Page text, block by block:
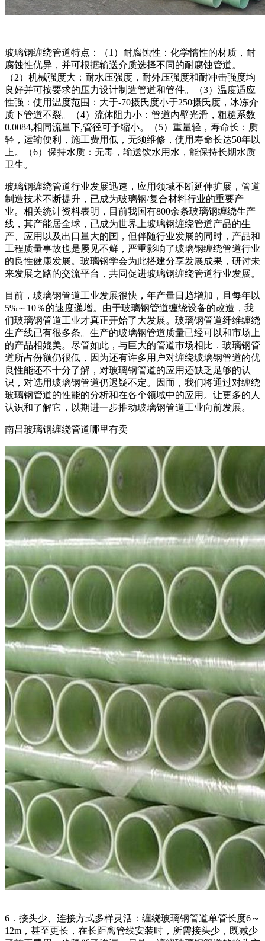
玻璃钢缠绕管道特点：（1）耐腐蚀性：化学惰性的材质，耐
腐蚀性优异，并可根据输送介质选择不同的耐腐蚀管道。
（2）机械强度大：耐水压强度，耐外压强度和耐冲击强度均
良好并可按要求的压力设计制造管道和管件。（3）温度适应
性强：使用温度范围：大于-70摄氏度小于250摄氏度，冰冻介
质下管道不裂。（4）流体阻力小：管道内壁光滑，粗糙系数
0.0084,相同流量下,管径可予缩小。（5）重量轻，寿命长：质
轻，运输便利，施工费用低，无须维修，使用寿命长达50年以
上。（6）保持水质：无毒，输送饮水用水，能保持长期水质
卫生。
玻璃钢缠绕管道行业发展迅速，应用领域不断延伸扩展，管道
制造技术不断提升，已成为玻璃钢/复合材料行业的重要产
业。相关统计资料表明，目前我国有800余条玻璃钢缠绕生产
线，其产能居全球，已成为世界上玻璃钢缠绕管道产品的生
产、应用以及出口量大的国，但伴随行业发展的同时，产品和
工程质量事故也是屡见不鲜，严重影响了玻璃钢缠绕管道行业
的良性健康发展。玻璃钢学会为此搭建分享发展成果，研讨未
来发展之路的交流平台，共同促进玻璃钢缠绕管道行业发展。
目前，玻璃钢管道工业发展很快，年产量日趋增加，且每年以
5%～10％的速度递增。由于玻璃钢管道缠绕设备的改造，我
们玻璃钢管道工业才真正开始了大发展。玻璃钢管道纤维缠绕
生产线已有很多条。生产的玻璃钢管道质量已经可以和市场上
的产品相媲美。尽管如此，与巨大的管道市场相比．玻璃钢管
道所占份额仍很低，因为还有许多用户对缠绕玻璃钢管道的优
良性能还不十分了解，对玻璃钢管道的应用还缺乏足够的认
识，对选用玻璃钢管道仍迟疑不定。因而，我们将通过对缠绕
玻璃钢管道的性能的分析和在各个领域中的应用。让更多的人
认识和了解它，以期进一步推动玻璃钢管道工业向前发展。
南昌玻璃钢缠绕管道哪里有卖
6．接头少、连接方式多样灵活：缠绕玻璃钢管道单管长度6～
12m，甚至更长，在长距离管线安装时，所需接头少，既减少